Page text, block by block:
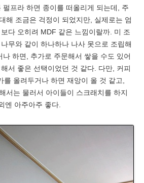
펄프라 하면 종이를 떠올리게 되는데, 주
해 조금은 걱정이 되었지만, 실제로는 엄
다 오히려 MDF 같은 느낌이랄까. 미 조
무와 같이 하나하나 나사 못으로 조립해
나 하면, 추가로 주문해서 쌓을 수도 있어
서 좋은 선택이었던 것 같다. 다만, 커피
를 올려두거나 하면 재앙이 올 것 같고,
서는 물러서 아이들이 스크래치를 하지
엔 아주아주 좋다.